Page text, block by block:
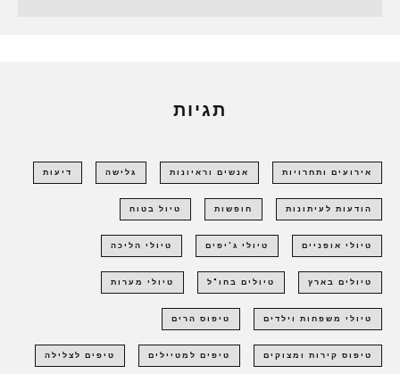
תגיות
אירועים ותחרויות אנשים וראיונות גלישה דיעות
הודעות לעיתונות חופשות טיול בטוח
טיולי אופניים טיולי ג'יפים טיולי הליכה
טיולים בארץ טיולים בחו"ל טיולי מערות
טיולי משפחות וילדים טיפוס הרים
טיפוס קירות ומצוקים טיפים למטיילים טיפים לצלילה